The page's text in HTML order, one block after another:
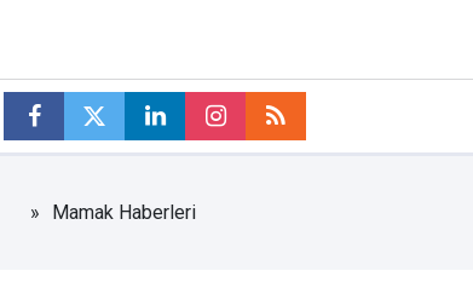
Mamak Haberleri